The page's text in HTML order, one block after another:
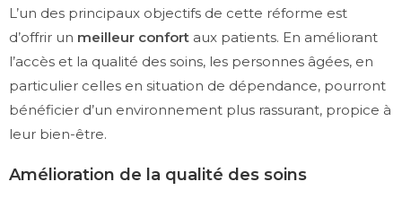
L’un des principaux objectifs de cette réforme est
d’offrir un meilleur confort aux patients. En améliorant
l’accès et la qualité des soins, les personnes âgées, en
particulier celles en situation de dépendance, pourront
bénéficier d’un environnement plus rassurant, propice à
leur bien-être.
Amélioration de la qualité des soins